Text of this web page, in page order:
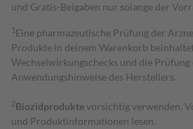
und Gratis-Beigaben nur solange der
1 Eine pharmazeutische Prüfung der
Produkte in deinem Warenkorb
Wechselwirkungschecks und die Prüfung
Anwendungshinweise des Herstellers.
2Biozidproduktevorsichtig verwenden.
und Produktinformationen lesen.